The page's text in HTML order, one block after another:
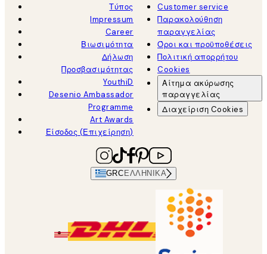
Τύπος
Impressum
Career
Βιωσιμότητα
Δήλωση
Προσβασιμότητας
YouthiD
Desenio Ambassador
Programme
Art Awards
Είσοδος (Επιχείρηση)
Customer service
Παρακολούθηση
παραγγελίας
Όροι και προϋποθέσεις
Πολιτική απορρήτου
Cookies
Αίτημα ακύρωσης
παραγγελίας
Διαχείριση Cookies
GRC ΕΛΛΗΝΙΚΆ